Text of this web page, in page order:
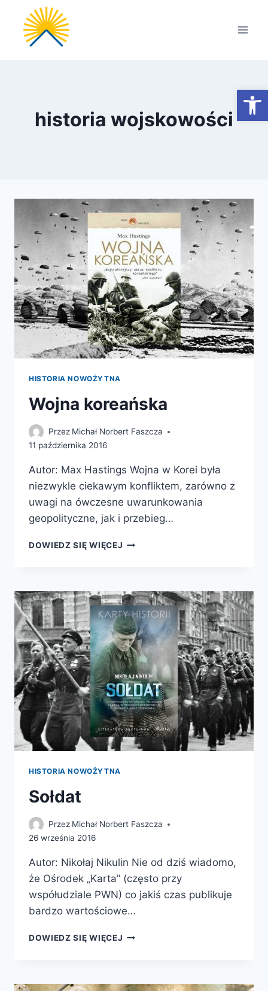
Przejdź
treści
historia wojskowości
HISTORIA NOWOŻYTNA
Wojna koreańska
Przez Michał Norbert Faszcza
11 października 2016
Autor: Max Hastings Wojna w Korei była
niezwykle ciekawym konfliktem, zarówno z
uwagi na ówczesne uwarunkowania
geopolityczne, jak i przebieg…
DOWIEDZ SIĘ WIĘCEJ WOJNA
HISTORIA NOWOŻYTNA
Sołdat
Przez Michał Norbert Faszcza
26 września 2016
Autor: Nikołaj Nikulin Nie od dziś wiadomo,
że Ośrodek „Karta” (często przy
współudziale PWN) co jakiś czas publikuje
bardzo wartościowe…
DOWIEDZ SIĘ WIĘCEJ SOŁDAT